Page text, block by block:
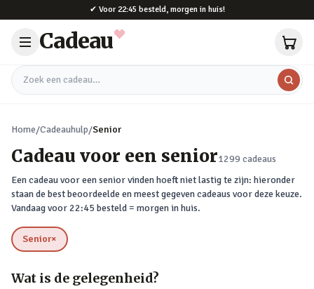
✔ Voor 22:45 besteld, morgen in huis!
Cadeau
Zoek een cadeau
Home/Cadeauhulp/Senior
Cadeau voor een senior1299 cadeaus
Een cadeau voor een senior vinden hoeft niet lastig te zijn: hieronder
staan de best beoordeelde en meest gegeven cadeaus voor deze keuze.
Vandaag voor 22:45 besteld = morgen in huis.
Senior×
verwijderen
Wat is de gelegenheid?